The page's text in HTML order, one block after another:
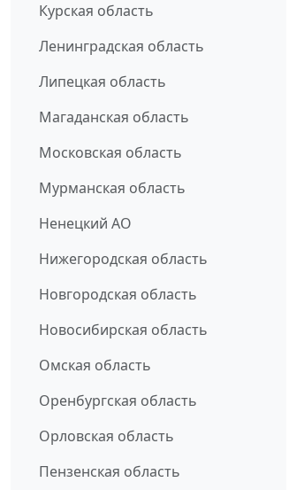
Курская область
Ленинградская область
Липецкая область
Магаданская область
Московская область
Мурманская область
Ненецкий АО
Нижегородская область
Новгородская область
Новосибирская область
Омская область
Оренбургская область
Орловская область
Пензенская область